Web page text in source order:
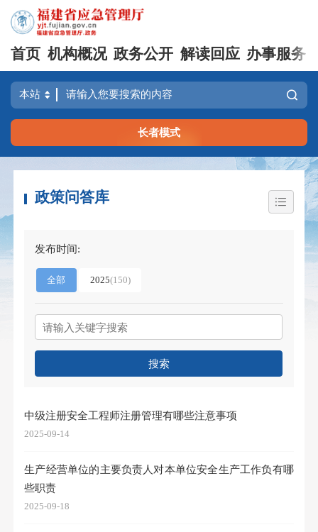
首页 机构概况 政务公开 解读回应 办事服务
长者模式
政策问答库
发布时间:
全部 2025(150)
搜索
中级注册安全工程师注册管理有哪些注意事项
2025-09-14
生产经营单位的主要负责人对本单位安全生产工作负有哪
些职责
2025-09-18